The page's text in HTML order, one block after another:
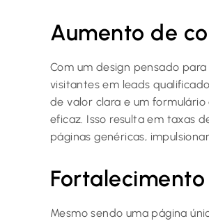
Aumento de
Com um design pensado
visitantes em leads
de valor clara e um
eficaz. Isso resulta em taxas
páginas genéricas,
Mesmo sendo uma página